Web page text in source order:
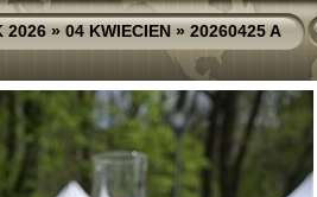
2026»04 KWIECIEN»20260425 A